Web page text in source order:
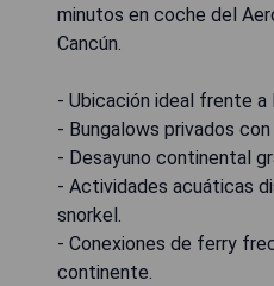
minutos en coche del
Cancún.
- Ubicación ideal frente a
- Bungalows privados
- Desayuno continental
- Actividades acuáticas
snorkel.
- Conexiones de ferry
continente.